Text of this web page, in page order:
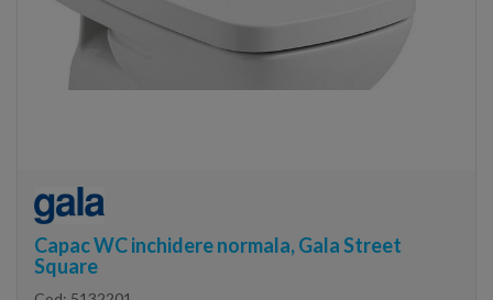
Capac WC inchidere normala, Gala Street
Square